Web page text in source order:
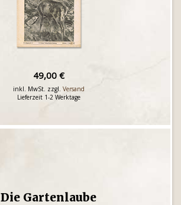
49,00 €
inkl. MwSt. zzgl. Versand
Lieferzeit 1-2 Werktage
Die Gartenlaube